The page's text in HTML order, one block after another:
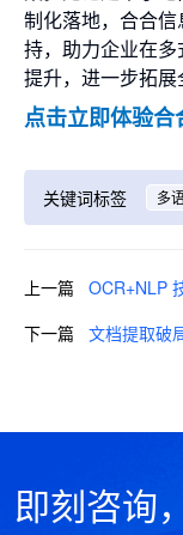
制化落地，合合
持，助力企业在
提升，进一步拓展
点击立即体验合
关键词标签 多
上一篇 OCR+NLP
下一篇 文档提取破
即刻咨询